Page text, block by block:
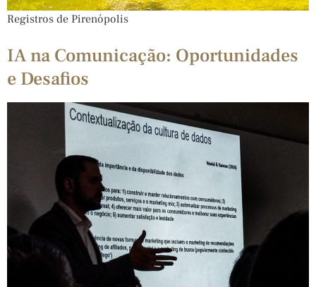
Registros de Pirenópolis
IA na Comunicação: Oportunidades
e Desafios